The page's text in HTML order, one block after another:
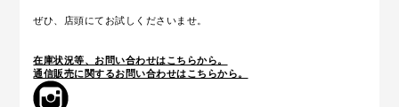
ぜひ、店頭にてお試しくださいませ。
在庫状況等、お問い合わせはこちらから。
通信販売に関するお問い合わせはこちらから。